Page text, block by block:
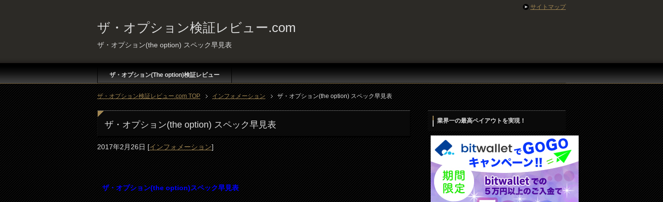
ザ・オプション検証レビュー.com
ザ・オプション(the option) スペック早見表
ザ・オプション(The option)検証レビュー
ザ・オプション検証レビュー.com TOP インフォメーション ザ・オプション(the option) スペック早見表
ザ・オプション(the option) スペック早見表
2017年2月26日[インフォメーション]
ザ・オプション(the option)スペック早見表
業界一の最高ペイアウトを実現！
サイトマップ